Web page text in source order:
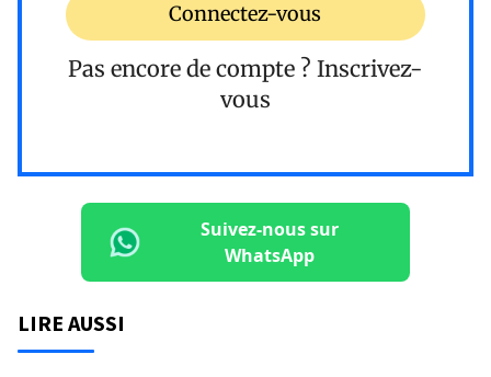
Connectez-vous
Pas encore de compte ? Inscrivez-
vous
Suivez-nous sur
WhatsApp
LIRE AUSSI